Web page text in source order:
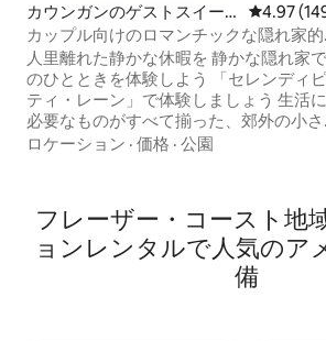
カウンガンのゲストスイー
ト
レビュー
4.97
カップル向けのロマンチックな隠れ家的
宿泊先／セルフチェックイン。
人里離れた静かな休暇を 静かな隠れ家で
のひとときを体験しよう 「セレンディピ
ティ・レーン」で体験しましょう 生活に
必要なものがすべて揃った、郊外の小さ
な空間。専用の木製通路の入り口の外に
す。快適なクイーンサイズベッド。
スマートテレビ。 ダブル洗面化粧台付き
のバスルーム、キッチネット、おしゃれ
なバーベキューグリルをお楽しみいただ
けます。 コーヒーステーションには、さ
ロケーション · 価格 · 公園
フレーザー・コースト地
ョンレンタルで人気のア
備